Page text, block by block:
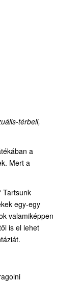
térbeli,
a
Mert a
Tartsunk
egy-egy
valamiképpen
is el lehet